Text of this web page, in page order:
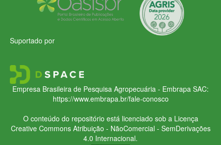
Suportado por
Empresa Brasileira de Pesquisa Agropecuária - Embrapa SAC:
https://www.embrapa.br/fale-conosco
O conteúdo do repositório está licenciado sob a Licença
Creative CommonsAtribuição - NãoComercial - SemDerivações
4.0 Internacional.